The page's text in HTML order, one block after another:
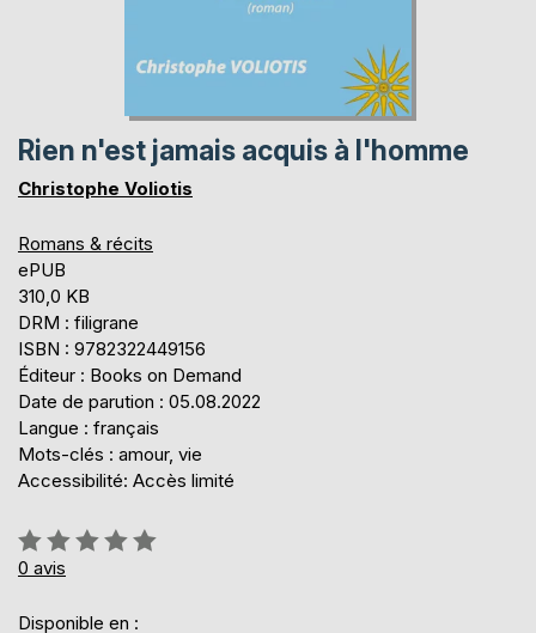
Rien n'est jamais acquis à l'homme
Christophe Voliotis
Romans & récits
ePUB
310,0 KB
DRM : filigrane
ISBN : 9782322449156
Éditeur : Books on Demand
Date de parution : 05.08.2022
Langue : français
Mots-clés : amour, vie
Accessibilité: Accès limité
Évaluation:
0%
0 avis
Disponible en :